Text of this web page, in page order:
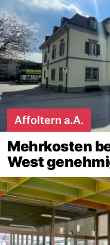
Affoltern a.A.
Mehrkosten
West